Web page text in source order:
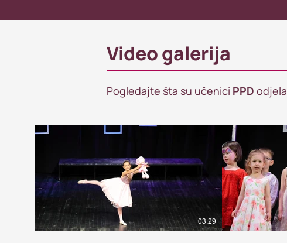
Video galerija
03:29
Pogledajte šta su učenici PPD